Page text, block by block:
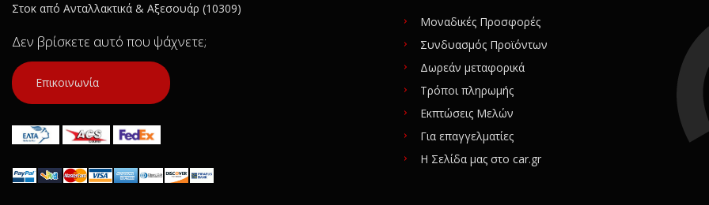
Στοκ από Ανταλλακτικά & Αξεσουάρ (10309)
Δεν βρίσκετε αυτό που ψάχνετε;
Επικοινωνία
Μοναδικές Προσφορές
Συνδυασμός Προϊόντων
Δωρεάν μεταφορικά
Τρόποι πληρωμής
Εκπτώσεις Μελών
Για επαγγελματίες
Η Σελίδα μας στο car.gr